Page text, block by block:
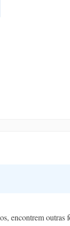
encontrem outras